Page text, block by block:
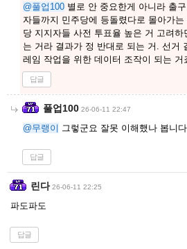
@풀업100 별로 안 중요한게 아니라 출
자들까지 민주당에 등돌렸다로 몰아가
당 지지자들 사전 투표율 높은 거 고려
는 거라 결과가 정 반대로 되는 거. 선거
레임 작업을 위한 데이터 조작이 되는 거
답글
풀업100 26-06-11 22:47
@무랭이 그렇군요 잘못 이해했나 봅니다.
답글
린다 26-06-11 22:25
파도파도
답글